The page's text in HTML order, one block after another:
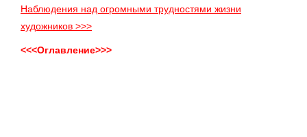
Наблюдения над огромными трудностями жизни
художников >>>
<<<Оглавление>>>